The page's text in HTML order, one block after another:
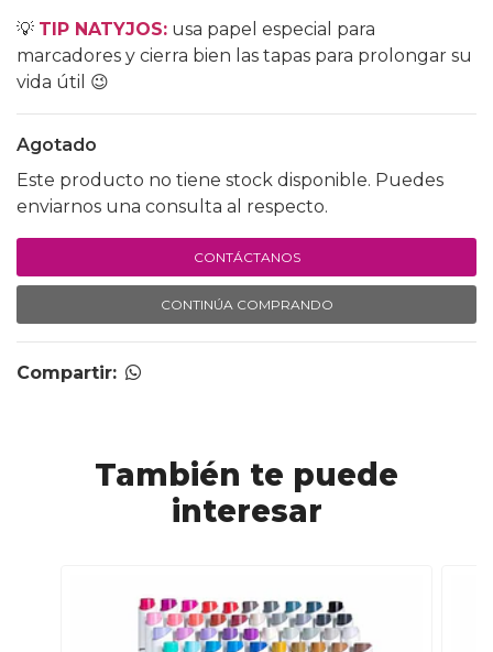
💡 TIP NATYJOS: usa papel especial para
marcadores y cierra bien las tapas para prolongar su
vida útil 😉
Agotado
Este producto no tiene stock disponible. Puedes
enviarnos una consulta al respecto.
CONTÁCTANOS
CONTINÚA COMPRANDO
Compartir:
También te puede
interesar